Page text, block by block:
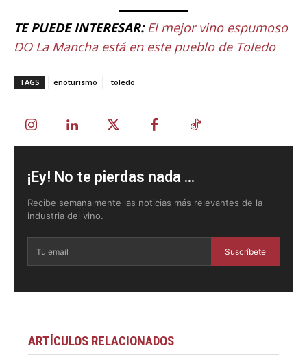
TE PUEDE INTERESAR: El mejor vino espumoso
DO La Mancha está en este pueblo de Toledo
TAGS enoturismo toledo
¡Ey! No te pierdas nada ...
Recibe semanalmente las noticias más relevantes de la
industria del vino.
Suscríbete
ARTÍCULOS RELACIONADOS